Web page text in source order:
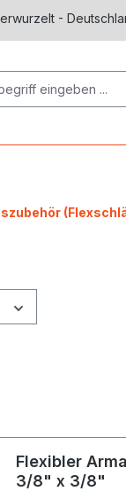
-
Flexibler
3/8" x 3/8"